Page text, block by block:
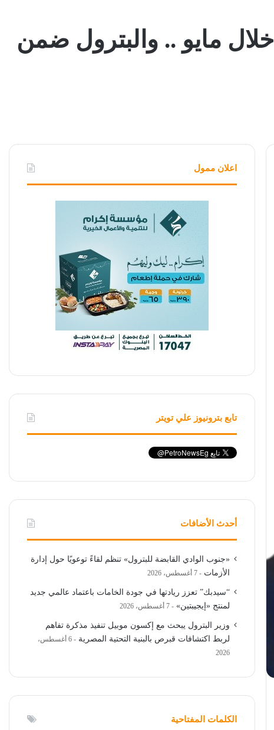
مايو .. والبترول ضمن
اعلان ممول
تابع بترونيوز علي تويتر
أحدث الأضافات
«جنوب الوادي القابضة للبترول» تنظم لقاءً توعويًا حول إدارة
الأزمات
7 أغسطس، 2026
“سيدبك” تعزز ريادتها في جودة الخامات باعتماد عالمي جديد
لمنتج «إيجيبتين»
7 أغسطس، 2026
وزير البترول يبحث مع إكسون موبيل تنفيذ مذكرة تفاهم
لربط اكتشافات قبرص بالبنية التحتية المصرية
6 أغسطس،
2026
الكلمات المفتاحية